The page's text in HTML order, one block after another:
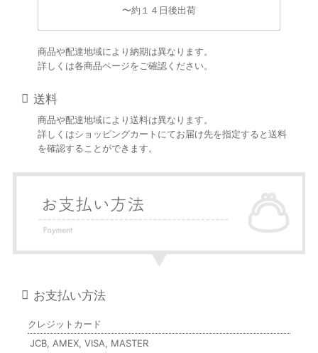
〜約１４日後出荷
商品や配達地域により納期は異なります。
詳しくは各商品ページをご確認ください。
送料
商品や配達地域により送料は異なります。
詳しくはショッピングカートにてお届け先を指定すると送料
を確認することができます。
お支払い方法
クレジットカード
JCB, AMEX, VISA, MASTER